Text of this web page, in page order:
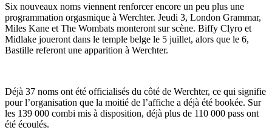
Six nouveaux noms viennent renforcer encore un peu plus une
programmation orgasmique à Werchter. Jeudi 3, London Grammar,
Miles Kane et The Wombats monteront sur scène. Biffy Clyro et
Midlake joueront dans le temple belge le 5 juillet, alors que le 6,
Bastille referont une apparition à Werchter.
Déjà 37 noms ont été officialisés du côté de Werchter, ce qui signifie
pour l’organisation que la moitié de l’affiche a déjà été bookée. Sur
les 139 000 combi mis à disposition, déjà plus de 110 000 pass ont
été écoulés.